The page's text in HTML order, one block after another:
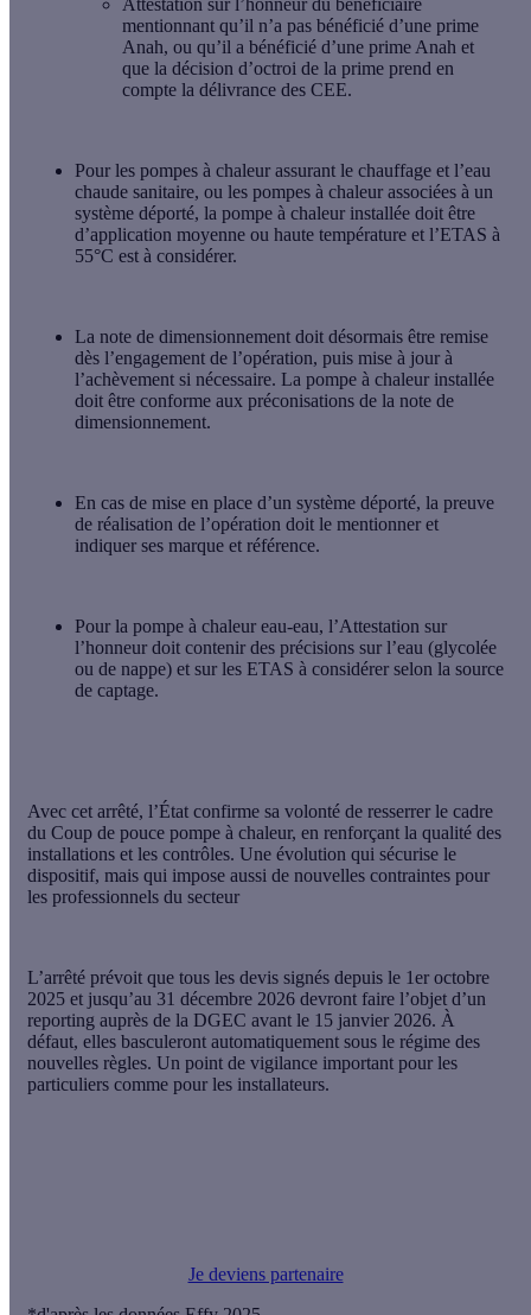
mentionnant qu’il n’a pas bénéficié d’une prime
Anah, ou qu’il a bénéficié d’une prime Anah et
que la décision d’octroi de la prime prend en
compte la délivrance des CEE.
Pour les pompes à chaleur assurant le chauffage et l’eau
chaude sanitaire, ou les pompes à chaleur associées à un
système déporté, la pompe à chaleur installée doit être
d’application moyenne ou haute température et l’ETAS à
55°C est à considérer.
La note de dimensionnement doit désormais être remise
dès l’engagement de l’opération, puis mise à jour à
l’achèvement si nécessaire. La pompe à chaleur installée
doit être conforme aux préconisations de la note de
dimensionnement.
En cas de mise en place d’un système déporté, la preuve
de réalisation de l’opération doit le mentionner et
indiquer ses marque et référence.
Pour la pompe à chaleur eau-eau, l’Attestation sur
l’honneur doit contenir des précisions sur l’eau (glycolée
ou de nappe) et sur les ETAS à considérer selon la source
de captage.
Avec cet arrêté, l’État confirme sa volonté de resserrer le cadre
du Coup de pouce pompe à chaleur, en renforçant la qualité des
installations et les contrôles. Une évolution qui sécurise le
dispositif, mais qui impose aussi de nouvelles contraintes pour
les professionnels du secteur
L’arrêté prévoit que tous les devis signés depuis le 1er octobre
2025 et jusqu’au 31 décembre 2026 devront faire l’objet d’un
reporting auprès de la DGEC avant le 15 janvier 2026. À
défaut, elles basculeront automatiquement sous le régime des
nouvelles règles. Un point de vigilance important pour les
particuliers comme pour les installateurs.
Je deviens partenaire